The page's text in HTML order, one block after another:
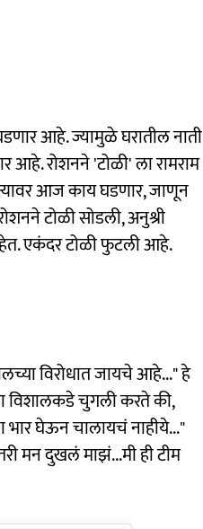
आहे. ज्यामुळे घरातील नाती
आहे. रोशनने 'टोळी' ला रामराम
आज काय घडणार, जाणून
टोळी सोडली, अनुश्री
एकंदर टोळी फुटली आहे.
विरोधात जायचे आहे..." हे
विशालकडे चुगली करते की,
भार घेऊन चालायचं नाहीये..."
मन दुखलं माझं...मी ही टीम